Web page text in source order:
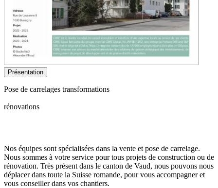
Présentation
Pose de carrelages transformations
rénovations
Nos équipes sont spécialisées dans la vente et pose de carrelage.
Nous sommes à votre service pour tous projets de construction ou de
rénovation. Très présent dans le canton de Vaud, nous pouvons nous
déplacer dans toute la Suisse romande, pour vous accompagner et
vous conseiller dans vos chantiers.